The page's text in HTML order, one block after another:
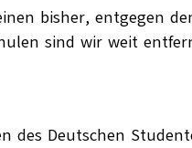
bisher, entgegen
sind wir weit
des Deutschen